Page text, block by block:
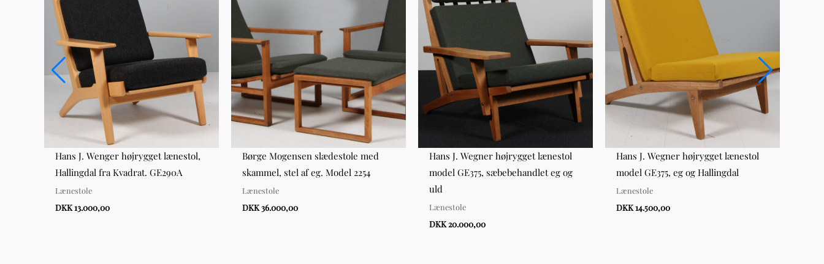
Hans J. Wenger højrygget lænestol,
Hallingdal fra Kvadrat. GE290A
Lænestole
DKK 13.000,00
Børge Mogensen slædestole med
skammel, stel af eg. Model 2254
Lænestole
DKK 36.000,00
Hans J. Wegner højrygget lænestol
model GE375, sæbebehandlet eg og
uld
Lænestole
DKK 20.000,00
Hans J. Wegner højrygget lænestol
model GE375, eg og Hallingdal
Lænestole
DKK 14.500,00